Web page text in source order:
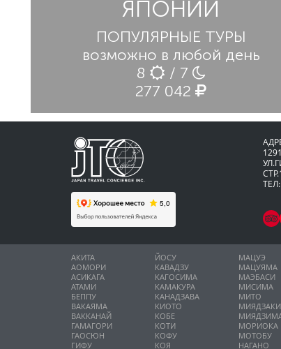
ЯПОНИИ
ПОПУЛЯРНЫЕ ТУРЫ
возможно в любой день
8
/ 7
277 042
АКИТА
АОМОРИ
АСИКАГА
АТАМИ
БЕППУ
ВАКАЯМА
ВАККАНАЙ
ГАМАГОРИ
ГАОСЮН
ГИФУ
ЙОСУ
КАВАДЗУ
КАГОСИМА
КАМАКУРА
КАНАДЗАВА
КИОТО
КОБЕ
КОТИ
КОФУ
КОЯ
МАЦУЭ
МАЦУЯМА
МАЭБАСИ
МИСИМА
МИТО
МИЯДЗАКИ
МОРИОКА
МОТОБУ
НАГАНО